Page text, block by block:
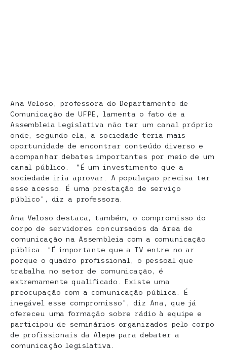
Ana Veloso, professora do Departamento de
Comunicação de UFPE, lamenta o fato de a
Assembleia Legislativa não ter um canal próprio
onde, segundo ela, a sociedade teria mais
oportunidade de encontrar conteúdo diverso e
acompanhar debates importantes por meio de um
canal público. “É um investimento que a
sociedade iria aprovar. A população precisa ter
esse acesso. É uma prestação de serviço
público”, diz a professora.
Ana Veloso destaca, também, o compromisso do
corpo de servidores concursados da área de
comunicação na Assembleia com a comunicação
pública. “É importante que a TV entre no ar
porque o quadro profissional, o pessoal que
trabalha no setor de comunicação, é
extremamente qualificado. Existe uma
preocupação com a comunicação pública. É
inegável esse compromisso”, diz Ana, que já
ofereceu uma formação sobre rádio à equipe e
participou de seminários organizados pelo corpo
de profissionais da Alepe para debater a
comunicação legislativa.